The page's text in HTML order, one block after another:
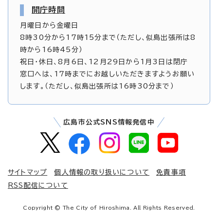
開庁時間
月曜日から金曜日
8時30分から17時15分まで（ただし、似島出張所は8
時から16時45分）
祝日・休日、8月6日、12月29日から1月3日は閉庁
窓口へは、17時までにお越しいただきますようお願い
します。（ただし、似島出張所は16時30分まで）
広島市公式SNS情報発信中
サイトマップ 個人情報の取り扱いについて
免責事項
RSS配信について
Copyright © The City of Hiroshima. All Rights Reserved.